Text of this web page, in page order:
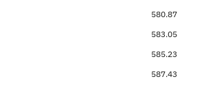
580.87
583.05
585.23
587.43